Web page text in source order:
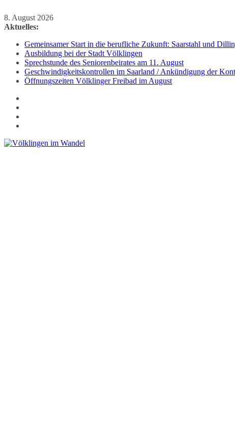
Zum
Inhalt
8. August 2026
Aktuelles:
Gemeinsamer Start in die berufliche Zukunft: Saarstahl und
Ausbildung bei der Stadt Völklingen
Sprechstunde des Seniorenbeirates am 11. August
Geschwindigkeitskontrollen im Saarland / Ankündigung der
Öffnungszeiten Völklinger Freibad im August